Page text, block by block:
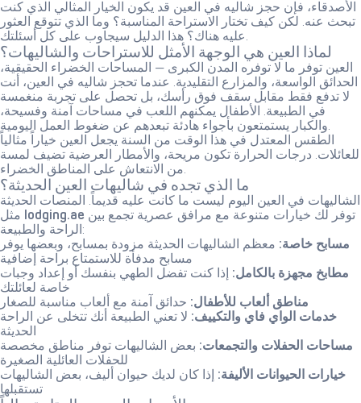
الأصدقاء، فإن حجز شاليه في العين قد يكون الخيار المثالي الذي كنت
تبحث عنه. لكن كيف تختار الاستراحة المناسبة؟ وما الذي تتوقع العثور
عليه هناك؟ هذا الدليل سيجاوب على كل أسئلتك.
لماذا العين هي الوجهة الأمثل للاستراحات والشاليهات؟
العين توفر ما لا توفره المدن الكبرى — المساحات الخضراء الحقيقية،
الحدائق الواسعة، والمزارع التقليدية. عندما تحجز شاليه في العين، أنت
لا تدفع فقط مقابل سقف فوق رأسك، بل تحصل على تجربة منغمسة
في الطبيعة. الأطفال يمكنهم اللعب في مساحات آمنة وفسيحة،
والكبار يستمتعون بأجواء هادئة تبعدهم عن ضغوط العمل اليومية.
الطقس المعتدل في هذا الوقت من السنة يجعل العين خياراً مثالياً
للعائلات. درجات الحرارة تكون مريحة، والأمطار العرضية تضيف لمسة
من الانتعاش على المناطق الخضراء.
ما الذي تجده في شاليهات العين الحديثة؟
الشاليهات في العين اليوم ليست ما كانت عليه قديماً. المنصات الحديثة
lodging.ae
الراحة والطبيعة:
مسابح خاصة: معظم الشاليهات الحديثة مزودة بمسابح، وبعضها يوفر
مسابح مدفأة للاستمتاع براحة إضافية
مطابخ مجهزة بالكامل: إذا كنت تفضل الطهي بنفسك أو إعداد وجبات
خاصة لعائلتك
مناطق ألعاب للأطفال: حدائق آمنة مع ألعاب مناسبة للصغار
خدمات الواي فاي والتكييف: لا تعني الطبيعة أنك تتخلى عن الراحة
الحديثة
مساحات الحفلات والتجمعات: بعض الشاليهات توفر مناطق مخصصة
للحفلات العائلية الصغيرة
خيارات الحيوانات الأليفة: إذا كان لديك حيوان أليف، بعض الشاليهات
تستقبلها